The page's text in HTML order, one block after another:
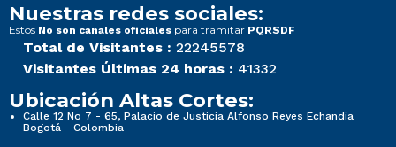
Nuestras redes sociales:
Estos No son canales oficiales para tramitar PQRSDF
Total de Visitantes : 22245578
Visitantes Últimas 24 horas : 41332
Ubicación Altas Cortes:
Calle 12 No 7 - 65, Palacio de Justicia Alfonso Reyes Echandía
Bogotá - Colombia